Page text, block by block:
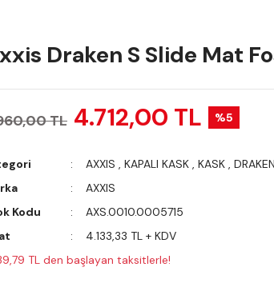
Draken S Slide Mat
TL 4.712,00 TL %5
AXXIS , KAPALI KASK , KASK ,
AXXIS
Kodu
AXS.0010.0005715
4.133,33 TL + KDV
TL den başlayan taksitlerle!